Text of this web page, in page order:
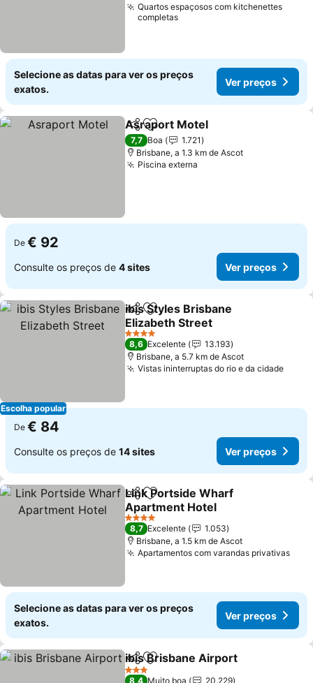
Quartos espaçosos com kitchenettes
completas
Selecione as datas para ver os preços
exatos.
Ver preços
PartilharAdicionar aos favoritos
Asraport Motel
7,7 Boa
1.721
Brisbane, a 1.3 km de Ascot
Piscina externa
De € 92
Consulte os preços de 4 sites Ver preços
Escolha popular
PartilharAdicionar aos favoritos
ibis Styles Brisbane
Elizabeth Street
4 Estrelas
8,6 Excelente
13.193
Brisbane, a 5.7 km de Ascot
Vistas ininterruptas do rio e da cidade
De € 84
Consulte os preços de 14 sites Ver preços
PartilharAdicionar aos favoritos
Link Portside Wharf
Apartment Hotel
4 Estrelas
8,7 Excelente
1.053
Brisbane, a 1.5 km de Ascot
Apartamentos com varandas privativas
Selecione as datas para ver os preços
exatos.
Ver preços
PartilharAdicionar aos favoritos
ibis Brisbane Airport
3 Estrelas
8,4 Muito boa 20.229